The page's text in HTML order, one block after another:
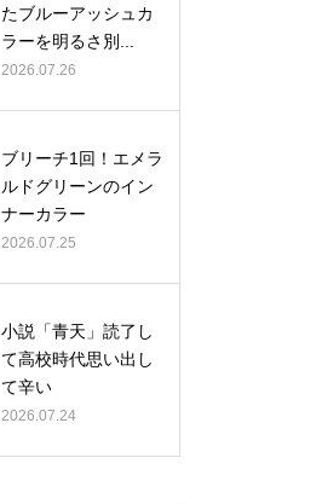
たブルーアッシュカ
ラーを明るさ別...
2026.07.26
ブリーチ1回！エメラ
ルドグリーンのイン
ナーカラー
2026.07.25
小説「青天」読了し
て高校時代思い出し
て辛い
2026.07.24